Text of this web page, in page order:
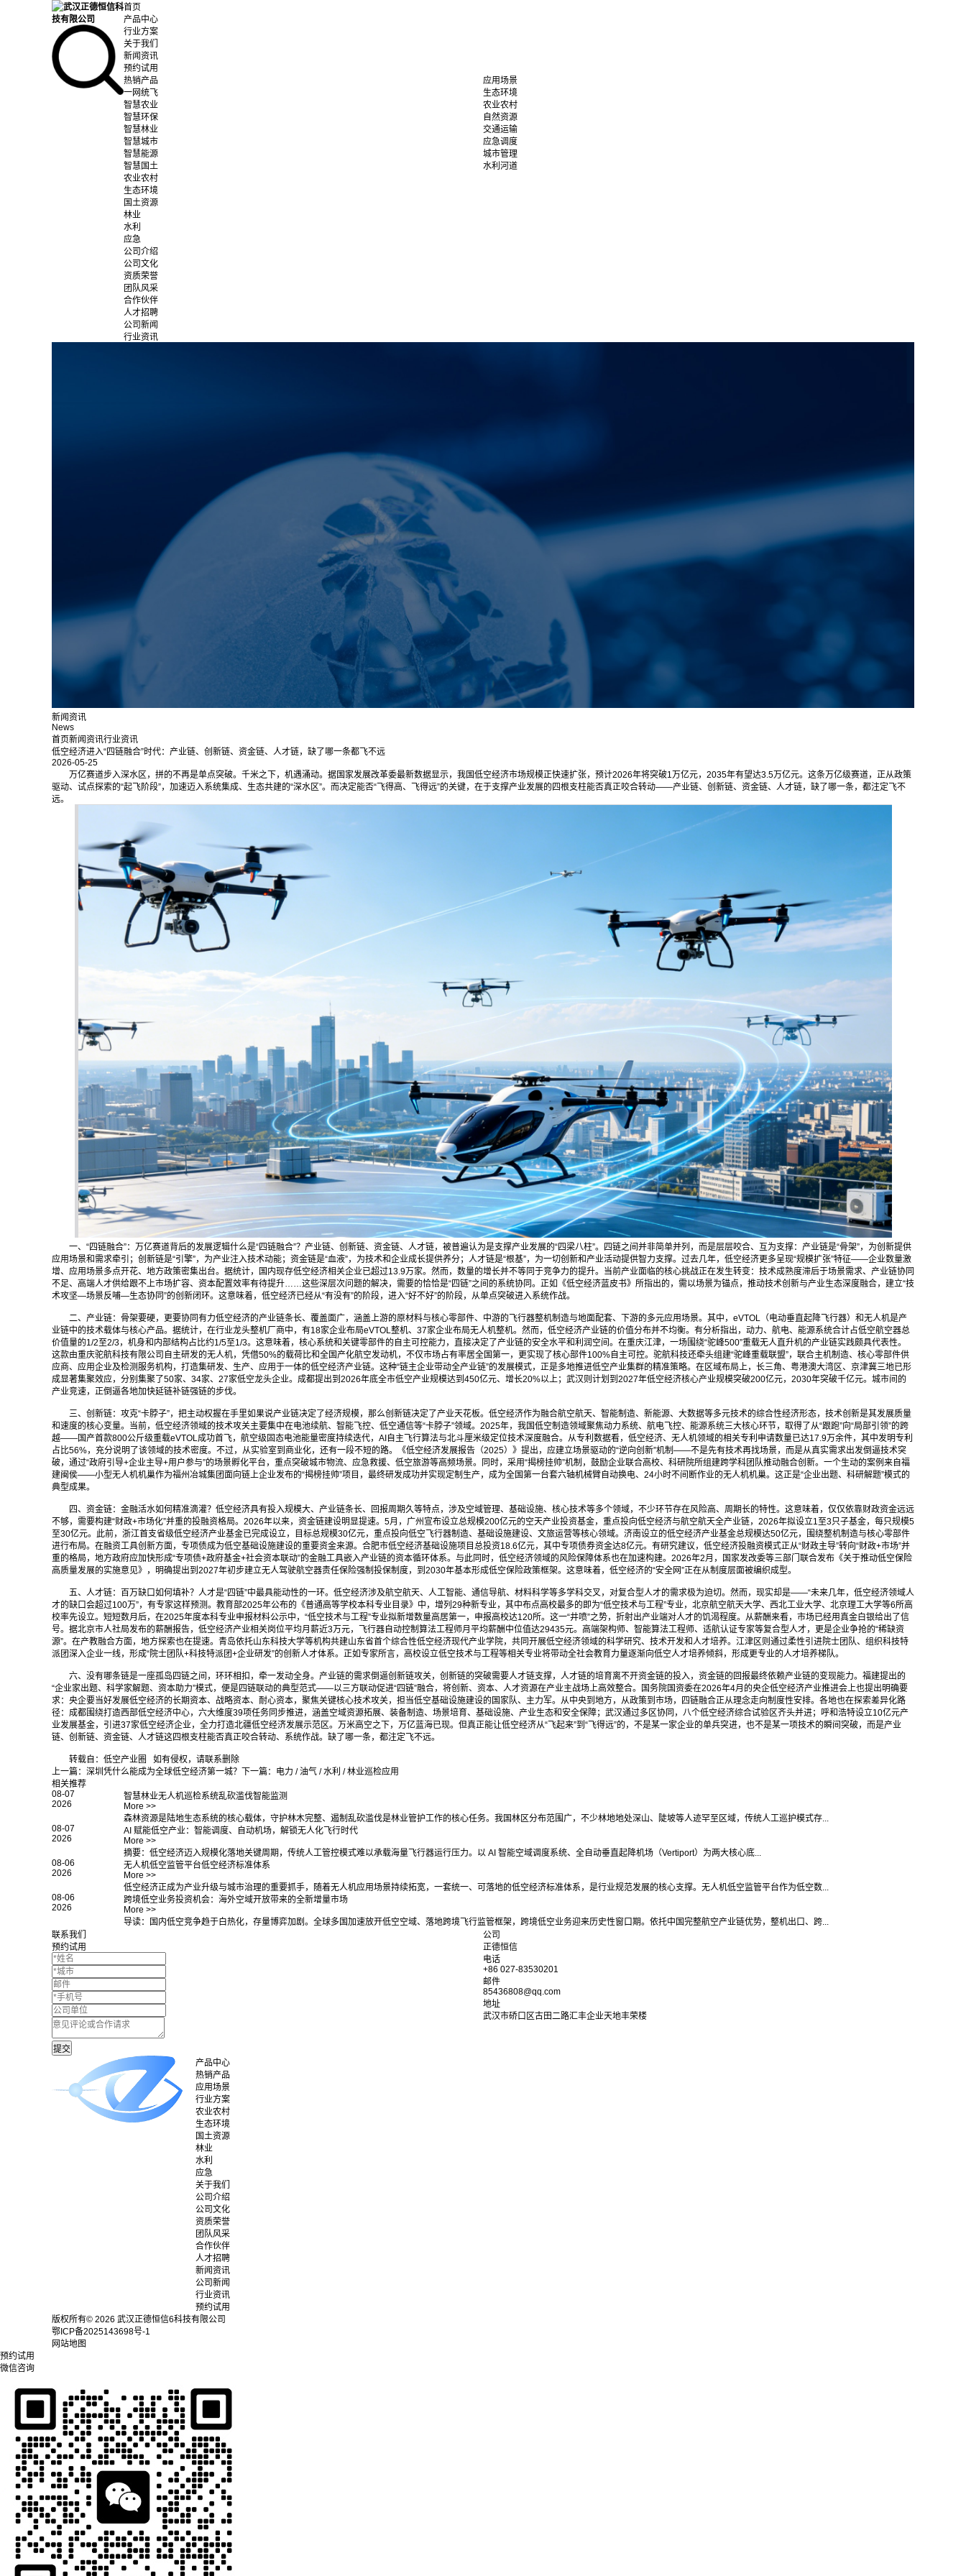
首页
产品中心
行业方案
关于我们
新闻资讯
预约试用
热销产品
一网统飞
智慧农业
智慧环保
智慧林业
智慧城市
智慧能源
智慧国土
应用场景
生态环境
农业农村
自然资源
交通运输
应急调度
城市管理
水利河道
农业农村
生态环境
国土资源
林业
水利
应急
公司介绍
公司文化
资质荣誉
团队风采
合作伙伴
人才招聘
公司新闻
行业资讯
新闻资讯
News
首页新闻资讯行业资讯
低空经济进入“四链融合”时代：产业链、创新链、资金链、人才链，缺了哪一条都飞不远
2026-05-25
万亿赛道步入深水区，拼的不再是单点突破。千米之下，机遇涌动。据国家发展改革委最新数据显示，我国低空经济市场规模正快速扩张，预计2026年将突破1万亿元，2035年有望达3.5万亿元。这条万亿级赛道，正从政策
驱动、试点探索的“起飞阶段”，加速迈入系统集成、生态共建的“深水区”。而决定能否“飞得高、飞得远”的关键，在于支撑产业发展的四根支柱能否真正咬合转动——产业链、创新链、资金链、人才链，缺了哪一条，都注定飞不
远。
一、“四链融合”：万亿赛道背后的发展逻辑什么是“四链融合”？产业链、创新链、资金链、人才链，被普遍认为是支撑产业发展的“四梁八柱”。四链之间并非简单并列，而是层层咬合、互为支撑：产业链是“骨架”，为创新提供
应用场景和需求牵引；创新链是“引擎”，为产业注入技术动能；资金链是“血液”，为技术和企业成长提供养分；人才链是“根基”，为一切创新和产业活动提供智力支撑。过去几年，低空经济更多呈现“规模扩张”特征——企业数量激
增、应用场景多点开花、地方政策密集出台。据统计，国内现存低空经济相关企业已超过13.9万家。然而，数量的增长并不等同于竞争力的提升。当前产业面临的核心挑战正在发生转变：技术成熟度滞后于场景需求、产业链协同
不足、高端人才供给跟不上市场扩容、资本配置效率有待提升……这些深层次问题的解决，需要的恰恰是“四链”之间的系统协同。正如《低空经济蓝皮书》所指出的，需以场景为锚点，推动技术创新与产业生态深度融合，建立“技
术攻坚—场景反哺—生态协同”的创新闭环。这意味着，低空经济已经从“有没有”的阶段，进入“好不好”的阶段，从单点突破进入系统作战。
二、产业链：骨架要硬，更要协同有力低空经济的产业链条长、覆盖面广，涵盖上游的原材料与核心零部件、中游的飞行器整机制造与地面配套、下游的多元应用场景。其中，eVTOL（电动垂直起降飞行器）和无人机是产
业链中的技术载体与核心产品。据统计，在行业龙头整机厂商中，有18家企业布局eVTOL整机、37家企业布局无人机整机。然而，低空经济产业链的价值分布并不均衡。有分析指出，动力、航电、能源系统合计占低空航空器总
价值量的1/2至2/3，机身和内部结构占比约1/5至1/3。这意味着，核心系统和关键零部件的自主可控能力，直接决定了产业链的安全水平和利润空间。在重庆江津，一场围绕“驼峰500”重载无人直升机的产业链实践颇具代表性。
这款由重庆驼航科技有限公司自主研发的无人机，凭借50%的载荷比和全国产化航空发动机，不仅市场占有率居全国第一，更实现了核心部件100%自主可控。驼航科技还牵头组建“驼峰重载联盟”，联合主机制造、核心零部件供
应商、应用企业及检测服务机构，打造集研发、生产、应用于一体的低空经济产业链。这种“链主企业带动全产业链”的发展模式，正是多地推进低空产业集群的精准策略。在区域布局上，长三角、粤港澳大湾区、京津冀三地已形
成显著集聚效应，分别集聚了50家、34家、27家低空龙头企业。成都提出到2026年底全市低空产业规模达到450亿元、增长20%以上；武汉则计划到2027年低空经济核心产业规模突破200亿元，2030年突破千亿元。城市间的
产业竞速，正倒逼各地加快延链补链强链的步伐。
三、创新链：攻克“卡脖子”，把主动权握在手里如果说产业链决定了经济规模，那么创新链决定了产业天花板。低空经济作为融合航空航天、智能制造、新能源、大数据等多元技术的综合性经济形态，技术创新是其发展质量
和速度的核心变量。当前，低空经济领域的技术攻关主要集中在电池续航、智能飞控、低空通信等“卡脖子”领域。2025年，我国低空制造领域聚焦动力系统、航电飞控、能源系统三大核心环节，取得了从“跟跑”向“局部引领”的跨
越——国产首款800公斤级重载eVTOL成功首飞，航空级固态电池能量密度持续迭代，AI自主飞行算法与北斗厘米级定位技术深度融合。从专利数据看，低空经济、无人机领域的相关专利申请数量已达17.9万余件，其中发明专利
占比56%，充分说明了该领域的技术密度。不过，从实验室到商业化，还有一段不短的路。《低空经济发展报告（2025）》提出，应建立场景驱动的“逆向创新”机制——不是先有技术再找场景，而是从真实需求出发倒逼技术突
破，通过“政府引导+企业主导+用户参与”的场景孵化平台，重点突破城市物流、应急救援、低空旅游等高频场景。同时，采用“揭榜挂帅”机制，鼓励企业联合高校、科研院所组建跨学科团队推动融合创新。一个生动的案例来自福
建闽侯——小型无人机机巢作为福州冶城集团面向链上企业发布的“揭榜挂帅”项目，最终研发成功并实现定制生产，成为全国第一台套六轴机械臂自动换电、24小时不间断作业的无人机机巢。这正是“企业出题、科研解题”模式的
典型成果。
四、资金链：金融活水如何精准滴灌？低空经济具有投入规模大、产业链条长、回报周期久等特点，涉及空域管理、基础设施、核心技术等多个领域，不少环节存在风险高、周期长的特性。这意味着，仅仅依靠财政资金远远
不够，需要构建“财政+市场化”并重的投融资格局。2026年以来，资金链建设明显提速。5月，广州宣布设立总规模200亿元的空天产业投资基金，重点投向低空经济与航空航天全产业链，2026年拟设立1至3只子基金，每只规模5
至30亿元。此前，浙江首支省级低空经济产业基金已完成设立，目标总规模30亿元，重点投向低空飞行器制造、基础设施建设、文旅运营等核心领域。济南设立的低空经济产业基金总规模达50亿元，围绕整机制造与核心零部件
进行布局。在融资工具创新方面，专项债成为低空基础设施建设的重要资金来源。合肥市低空经济基础设施项目总投资18.6亿元，其中专项债券资金达8亿元。有研究建议，低空经济投融资模式正从“财政主导”转向“财政+市场”并
重的格局，地方政府应加快形成“专项债+政府基金+社会资本联动”的金融工具嵌入产业链的资本循环体系。与此同时，低空经济领域的风险保障体系也在加速构建。2026年2月，国家发改委等三部门联合发布《关于推动低空保险
高质量发展的实施意见》，明确提出到2027年初步建立无人驾驶航空器责任保险强制投保制度，到2030年基本形成低空保险政策框架。这意味着，低空经济的“安全网”正在从制度层面被编织成型。
五、人才链：百万缺口如何填补？人才是“四链”中最具能动性的一环。低空经济涉及航空航天、人工智能、通信导航、材料科学等多学科交叉，对复合型人才的需求极为迫切。然而，现实却是——“未来几年，低空经济领域人
才的缺口会超过100万”，有专家这样预测。教育部2025年公布的《普通高等学校本科专业目录》中，增列29种新专业，其中布点高校最多的即为“低空技术与工程”专业，北京航空航天大学、西北工业大学、北京理工大学等6所高
校率先设立。短短数月后，在2025年度本科专业申报材料公示中，“低空技术与工程”专业拟新增数量高居第一，申报高校达120所。这一“井喷”之势，折射出产业端对人才的饥渴程度。从薪酬来看，市场已经用真金白银给出了信
号。据北京市人社局发布的薪酬报告，低空经济产业相关岗位平均月薪近3万元，飞行器自动控制算法工程师月平均薪酬中位值达29435元。高端架构师、智能算法工程师、适航认证专家等复合型人才，更是企业争抢的“稀缺资
源”。在产教融合方面，地方探索也在提速。青岛依托山东科技大学等机构共建山东省首个综合性低空经济现代产业学院，共同开展低空经济领域的科学研究、技术开发和人才培养。江津区则通过柔性引进院士团队、组织科技特
派团深入企业一线，形成“院士团队+科技特派团+企业研发”的创新人才体系。正如专家所言，高校设立低空技术与工程等相关专业将带动全社会教育力量逐渐向低空人才培养倾斜，形成更专业的人才培养梯队。
六、没有哪条链是一座孤岛四链之间，环环相扣，牵一发动全身。产业链的需求倒逼创新链攻关，创新链的突破需要人才链支撑，人才链的培育离不开资金链的投入，资金链的回报最终依赖产业链的变现能力。福建提出的
“企业家出题、科学家解题、资本助力”模式，便是四链联动的典型范式——以三方联动促进“四链”融合，将创新、资本、人才资源在产业主战场上高效整合。国务院国资委在2026年4月的央企低空经济产业推进会上也提出明确要
求：央企要当好发展低空经济的长期资本、战略资本、耐心资本，聚焦关键核心技术攻关，担当低空基础设施建设的国家队、主力军。从中央到地方，从政策到市场，四链融合正从理念走向制度性安排。各地也在探索差异化路
径：成都围绕打造西部低空经济中心，六大维度39项任务同步推进，涵盖空域资源拓展、装备制造、场景培育、基础设施、产业生态和安全保障；武汉通过多区协同，八个低空经济综合试验区齐头并进；呼和浩特设立10亿元产
业发展基金，引进37家低空经济企业，全力打造北疆低空经济发展示范区。万米高空之下，万亿蓝海已现。但真正能让低空经济从“飞起来”到“飞得远”的，不是某一家企业的单兵突进，也不是某一项技术的瞬间突破，而是产业
链、创新链、资金链、人才链这四根支柱能否真正咬合转动、系统作战。缺了哪一条，都注定飞不远。
转载自：低空产业圈 如有侵权，请联系删除
上一篇： 深圳凭什么能成为全球低空经济第一城？ 下一篇： 电力 / 油气 / 水利 / 林业巡检应用
相关推荐
08-07
2026
智慧林业无人机巡检系统乱砍滥伐智能监测
More >>
森林资源是陆地生态系统的核心载体，守护林木完整、遏制乱砍滥伐是林业管护工作的核心任务。我国林区分布范围广，不少林地地处深山、陡坡等人迹罕至区域，传统人工巡护模式存...
08-07
2026
AI 赋能低空产业：智能调度、自动机场，解锁无人化飞行时代
More >>
摘要：低空经济迈入规模化落地关键周期，传统人工管控模式难以承载海量飞行器运行压力。以 AI 智能空域调度系统、全自动垂直起降机场（Vertiport）为两大核心底...
08-06
2026
无人机低空监管平台低空经济标准体系
More >>
低空经济正成为产业升级与城市治理的重要抓手，随着无人机应用场景持续拓宽，一套统一、可落地的低空经济标准体系，是行业规范发展的核心支撑。无人机低空监管平台作为低空数...
08-06
2026
跨境低空业务投资机会：海外空域开放带来的全新增量市场
More >>
导读：国内低空竞争趋于白热化，存量博弈加剧。全球多国加速放开低空空域、落地跨境飞行监管框架，跨境低空业务迎来历史性窗口期。依托中国完整航空产业链优势，整机出口、跨...
联系我们
预约试用
公司
正德恒信
电话
+86 027-83530201
邮件
85436808@qq.com
地址
武汉市硚口区古田二路汇丰企业天地丰荣楼
产品中心
热销产品
应用场景
行业方案
农业农村
生态环境
国土资源
林业
水利
应急
关于我们
公司介绍
公司文化
资质荣誉
团队风采
合作伙伴
人才招聘
新闻资讯
公司新闻
行业资讯
预约试用
版权所有© 2026 武汉正德恒信6科技有限公司
鄂ICP备2025143698号-1
网站地图
预约试用
微信咨询